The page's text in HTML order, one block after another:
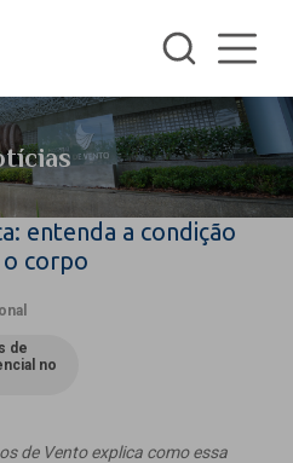
entenda a condição
corpo
de
no
de Vento explica como essa